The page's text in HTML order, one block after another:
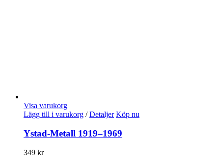
Visa varukorg
Lägg till i varukorg / Detaljer Köp nu
Ystad-Metall 1919–1969
349 kr